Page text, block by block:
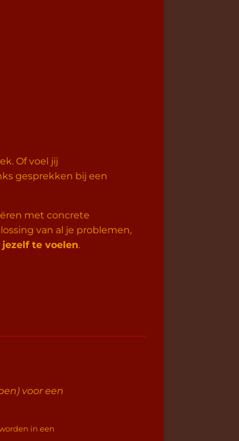
Of voel jij
gesprekken bij een
met concrete
van al je problemen,
te voelen.
voor een
in een